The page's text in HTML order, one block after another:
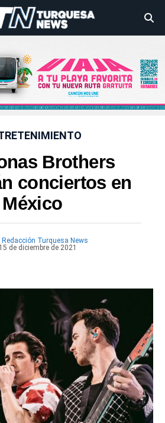
Brothers
conciertos en
México
Redacción Turquesa News
de diciembre de 2021